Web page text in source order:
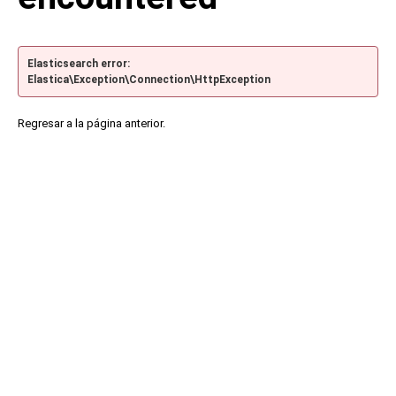
Elasticsearch error:
Elastica\Exception\Connection\HttpException
Regresar a la página anterior.